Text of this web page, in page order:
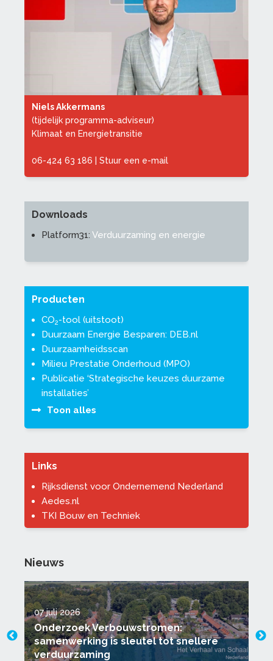
Niels Akkermans
(tijdelijk programma-adviseur)
Klimaat en Energietransitie
06-424 63 186 Stuur een e-mail
Downloads
Platform31: Verduurzaming en energie
Producten
CO2-tool (uitstoot)
Duurzaam Energie Besparen: DEB.nl
Duurzaamheidsscan
Milieu Prestatie Onderhoud (MPO)
Publicatie ‘Strategische keuzes duurzame
installaties’
Toon alles
Links
Rijksdienst voor Ondernemend Nederland
Aedes.nl
TKI Bouw en Techniek
Nieuws
07 juli 2026
Onderzoek Verbouwstromen:
samenwerking is sleutel tot snellere
verduurzaming